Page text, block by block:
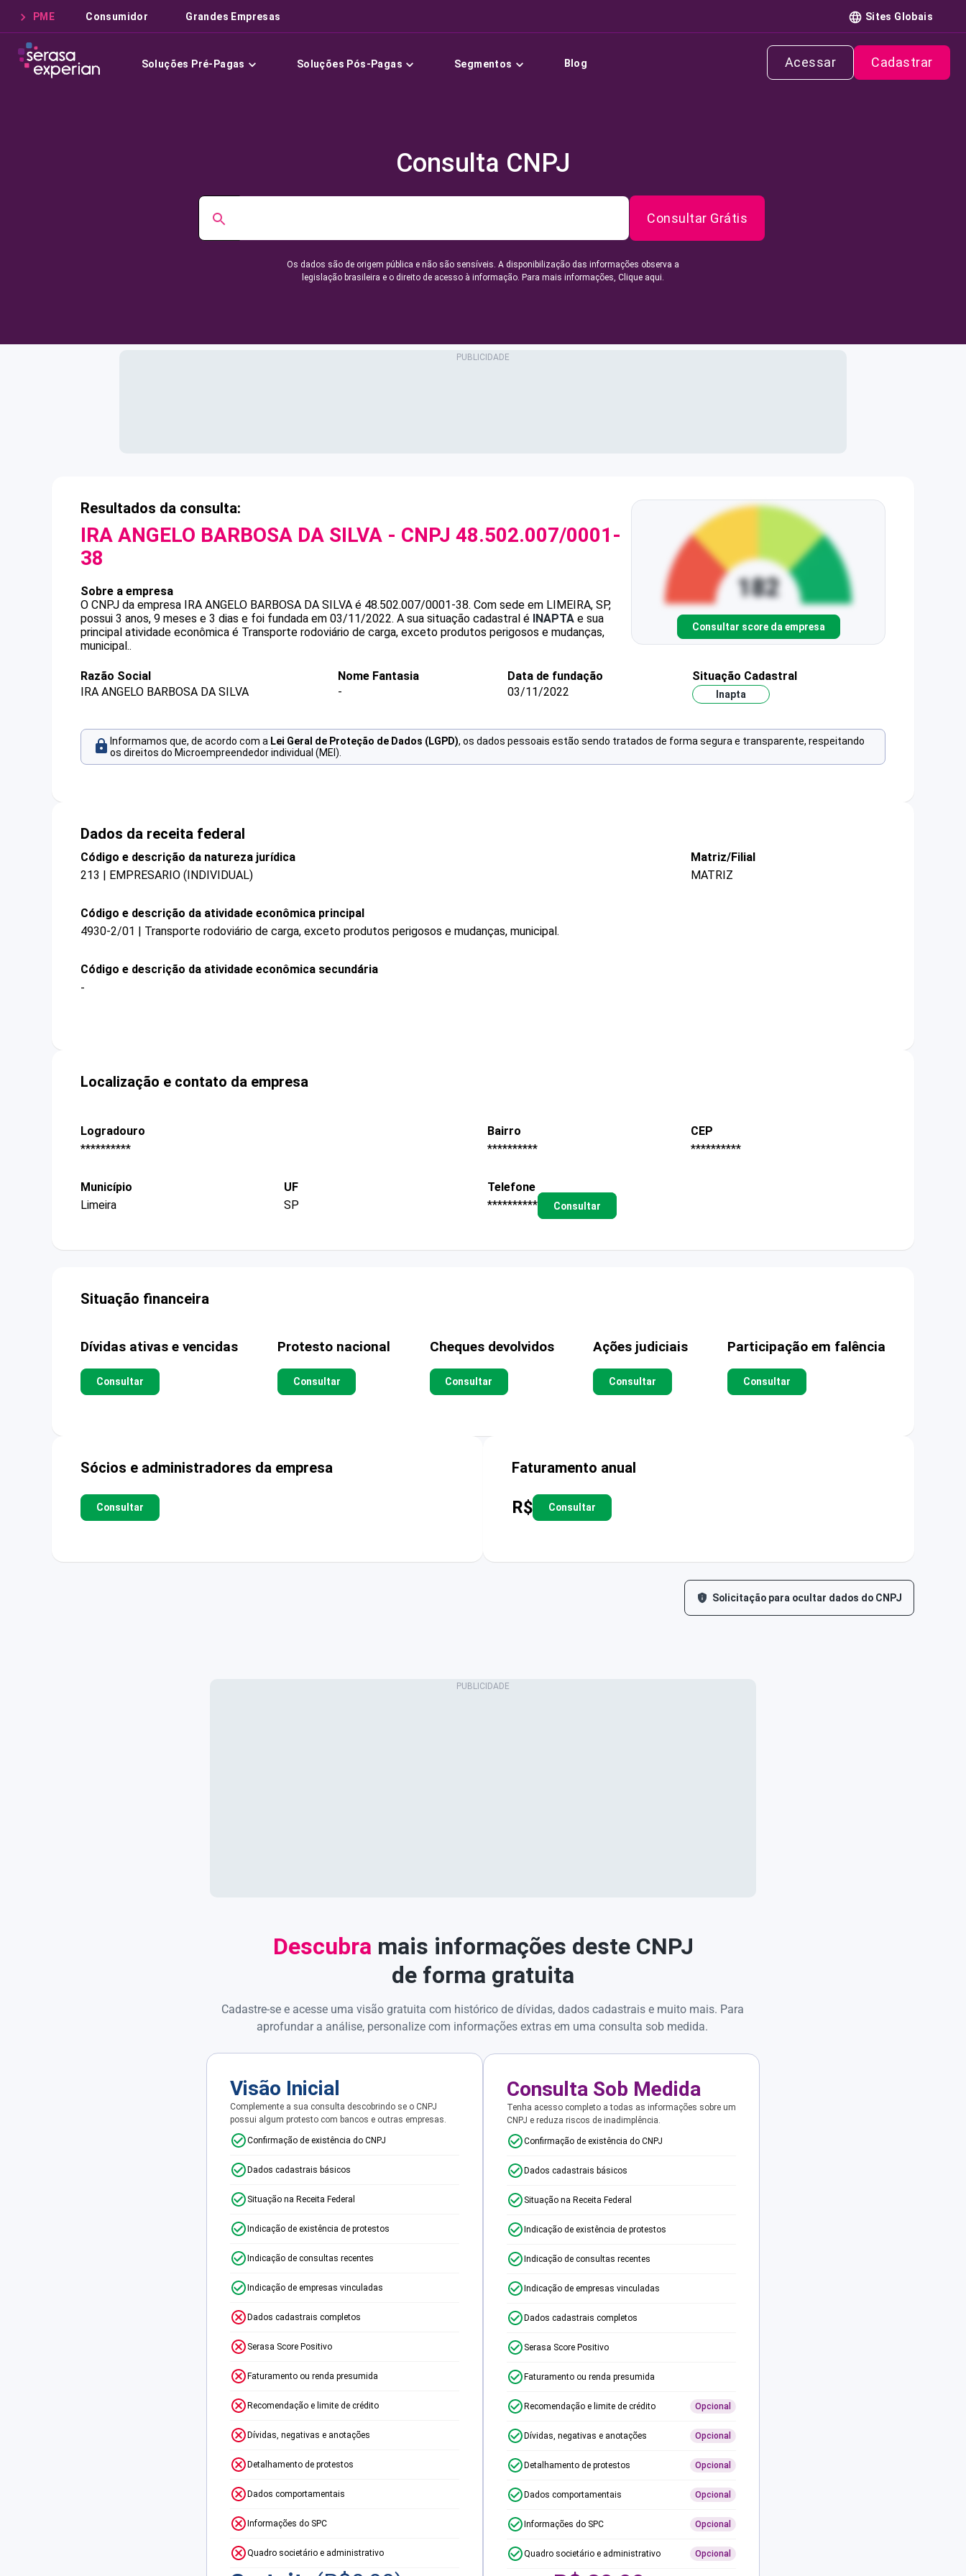
PME Consumidor Grandes Empresas Sites Globais
Soluções Pré-Pagas Soluções Pós-Pagas Segmentos Blog Acessar Cadastrar
Consulta CNPJ
Consultar Grátis
Os dados são de origem pública e não são sensíveis. A disponibilização das informações observa a
legislação brasileira e o direito de acesso à informação. Para mais informações, Clique aqui.
Resultados da consulta:
IRA ANGELO BARBOSA DA SILVA - CNPJ 48.502.007/0001-
38
Sobre a empresa
O CNPJ da empresa IRA ANGELO BARBOSA DA SILVA é 48.502.007/0001-38. Com sede em LIMEIRA, SP,
possui 3 anos, 9 meses e 3 dias e foi fundada em 03/11/2022. A sua situação cadastral é INAPTA e sua
principal atividade econômica é Transporte rodoviário de carga, exceto produtos perigosos e mudanças,
municipal..
Consultar score da empresa
Razão Social
IRA ANGELO BARBOSA DA SILVA
Nome Fantasia
-
Data de fundação
03/11/2022
Situação Cadastral
Inapta
Informamos que, de acordo com a Lei Geral de Proteção de Dados (LGPD), os dados pessoais estão sendo tratados de forma segura e transparente, respeitando
os direitos do Microempreendedor individual (MEI).
Dados da receita federal
Código e descrição da natureza jurídica
213 | EMPRESARIO (INDIVIDUAL)
Matriz/Filial
MATRIZ
Código e descrição da atividade econômica principal
4930-2/01 | Transporte rodoviário de carga, exceto produtos perigosos e mudanças, municipal.
Código e descrição da atividade econômica secundária
-
Localização e contato da empresa
Logradouro
**********
Bairro
**********
CEP
**********
Município
Limeira
UF
SP
Telefone
**********
Consultar
Situação financeira
Dívidas ativas e vencidas
Consultar
Protesto nacional
Consultar
Cheques devolvidos
Consultar
Ações judiciais
Consultar
Participação em falência
Consultar
Sócios e administradores da empresa
Consultar
Faturamento anual
R$ Consultar
Solicitação para ocultar dados do CNPJ
Descubra mais informações deste CNPJ
de forma gratuita
Cadastre-se e acesse uma visão gratuita com histórico de dívidas, dados cadastrais e muito mais. Para
aprofundar a análise, personalize com informações extras em uma consulta sob medida.
Visão Inicial
Complemente a sua consulta descobrindo se o CNPJ
possui algum protesto com bancos e outras empresas.
Confirmação de existência do CNPJ
Dados cadastrais básicos
Situação na Receita Federal
Indicação de existência de protestos
Indicação de consultas recentes
Indicação de empresas vinculadas
Dados cadastrais completos
Serasa Score Positivo
Faturamento ou renda presumida
Recomendação e limite de crédito
Dívidas, negativas e anotações
Detalhamento de protestos
Dados comportamentais
Informações do SPC
Quadro societário e administrativo
Consulta Sob Medida
Tenha acesso completo a todas as informações sobre um
CNPJ e reduza riscos de inadimplência.
Confirmação de existência do CNPJ
Dados cadastrais básicos
Situação na Receita Federal
Indicação de existência de protestos
Indicação de consultas recentes
Indicação de empresas vinculadas
Dados cadastrais completos
Serasa Score Positivo
Faturamento ou renda presumida
Recomendação e limite de crédito Opcional
Dívidas, negativas e anotações Opcional
Detalhamento de protestos Opcional
Dados comportamentais Opcional
Informações do SPC Opcional
Quadro societário e administrativo Opcional